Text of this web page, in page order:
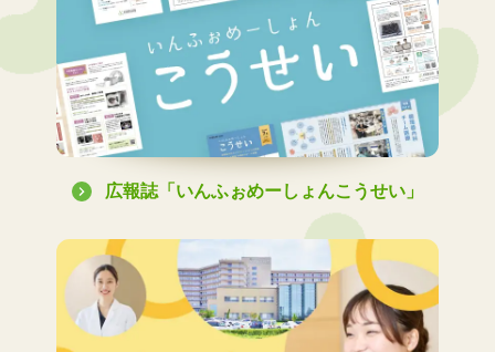
広報誌「いんふぉめーしょんこうせい」